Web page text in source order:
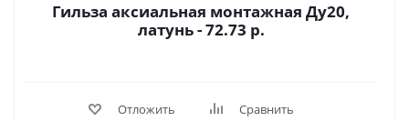
Гильза аксиальная монтажная Ду20,
латунь - 72.73 р.
Отложить Сравнить